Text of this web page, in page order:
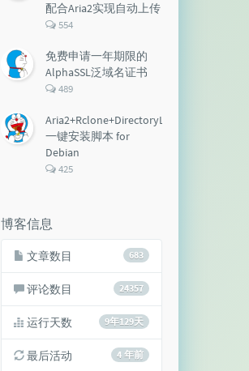
配合Aria2实现自动上传
评
数：
554
免费申请一年期限的
AlphaSSL泛域名证书
评
数：
489
Aria2+Rclone+DirectoryLister+Aria2Ng
一键安装脚本 for
Debian
评
425
博客信息
683
文章数目
24357
评论数目
9年129天
运行天数
4 年前
最后活动